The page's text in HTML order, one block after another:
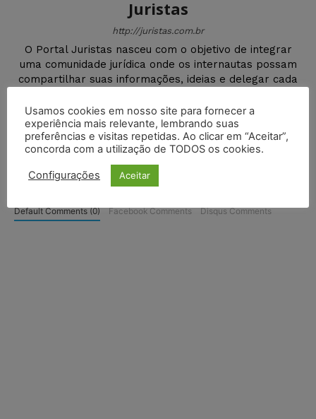
Juristas
http://juristas.com.br
O Portal Juristas nasceu com o objetivo de integrar
uma comunidade jurídica onde os internautas possam
compartilhar suas informações, ideias e delegar cada
DEIXE UM COMENTÁRIO
Default Comments (0) Facebook Comments Disqus Comments
Usamos cookies em nosso site para fornecer a
experiência mais relevante, lembrando suas
preferências e visitas repetidas. Ao clicar em “Aceitar”,
concorda com a utilização de TODOS os cookies.
Configurações Aceitar